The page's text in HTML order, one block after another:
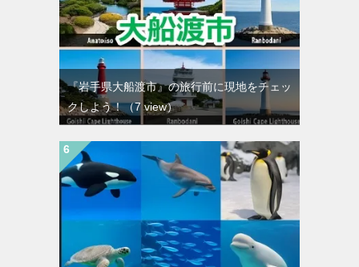
『岩手県大船渡市』の旅行前に現地をチェッ
クしよう！（7 view）